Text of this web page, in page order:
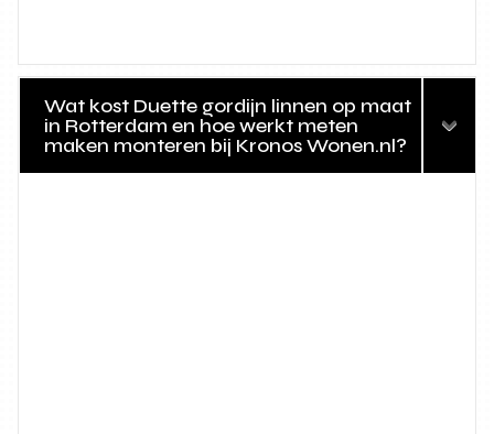
Wat kost Duette gordijn linnen op maat
in Rotterdam en hoe werkt meten
maken monteren bij Kronos Wonen.nl?